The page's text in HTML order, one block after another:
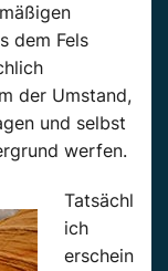
dem Fels
der Umstand,
und selbst
werfen.
Tatsächl
ich
erschein